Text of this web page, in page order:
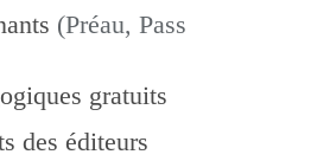
(Préau, Pass
gratuits
des éditeurs